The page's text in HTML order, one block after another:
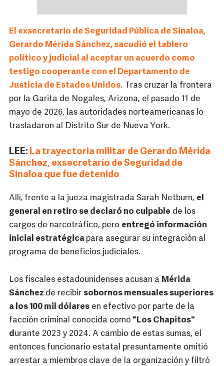
El exsecretario de Seguridad Pública de Sinaloa,
Gerardo Mérida Sánchez, sacudió el tablero
político y judicial al aceptar un acuerdo como
testigo cooperante con el Departamento de
Justicia de Estados Unidos. Tras cruzar la frontera
por la Garita de Nogales, Arizona, el pasado 11 de
mayo de 2026, las autoridades norteamericanas lo
trasladaron al Distrito Sur de Nueva York.
LEE: La trayectoria militar de Gerardo Mérida
Sánchez, exsecretario de Seguridad de
Sinaloa que fue detenido
Allí, frente a la jueza magistrada Sarah Netburn, el
general en retiro se declaró no culpable de los
cargos de narcotráfico, pero entregó información
inicial estratégica para asegurar su integración al
programa de beneficios judiciales.
Los fiscales estadounidenses acusan a Mérida
Sánchez de recibir sobornos mensuales superiores
a los 100 mil dólares en efectivo por parte de la
facción criminal conocida como "Los Chapitos"
durante 2023 y 2024. A cambio de estas sumas, el
entonces funcionario estatal presuntamente omitió
arrestar a miembros clave de la organización y filtró